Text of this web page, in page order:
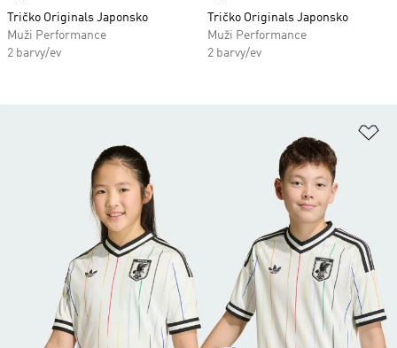
Tričko Originals Japonsko
Muži Performance
2 barvy/ev
Tričko Originals Japonsko
Muži Performance
2 barvy/ev